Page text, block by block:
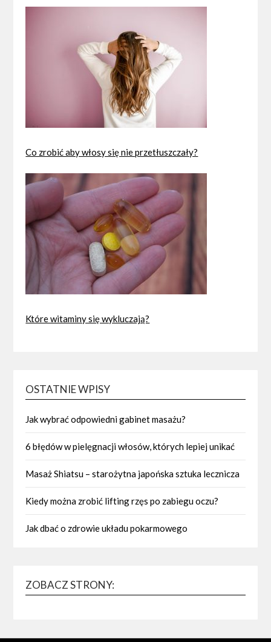
Co zrobić aby włosy się nie przetłuszczały?
Które witaminy się wykluczają?
OSTATNIE WPISY
Jak wybrać odpowiedni gabinet masażu?
6 błędów w pielęgnacji włosów, których lepiej unikać
Masaż Shiatsu – starożytna japońska sztuka lecznicza
Kiedy można zrobić lifting rzęs po zabiegu oczu?
Jak dbać o zdrowie układu pokarmowego
ZOBACZ STRONY: